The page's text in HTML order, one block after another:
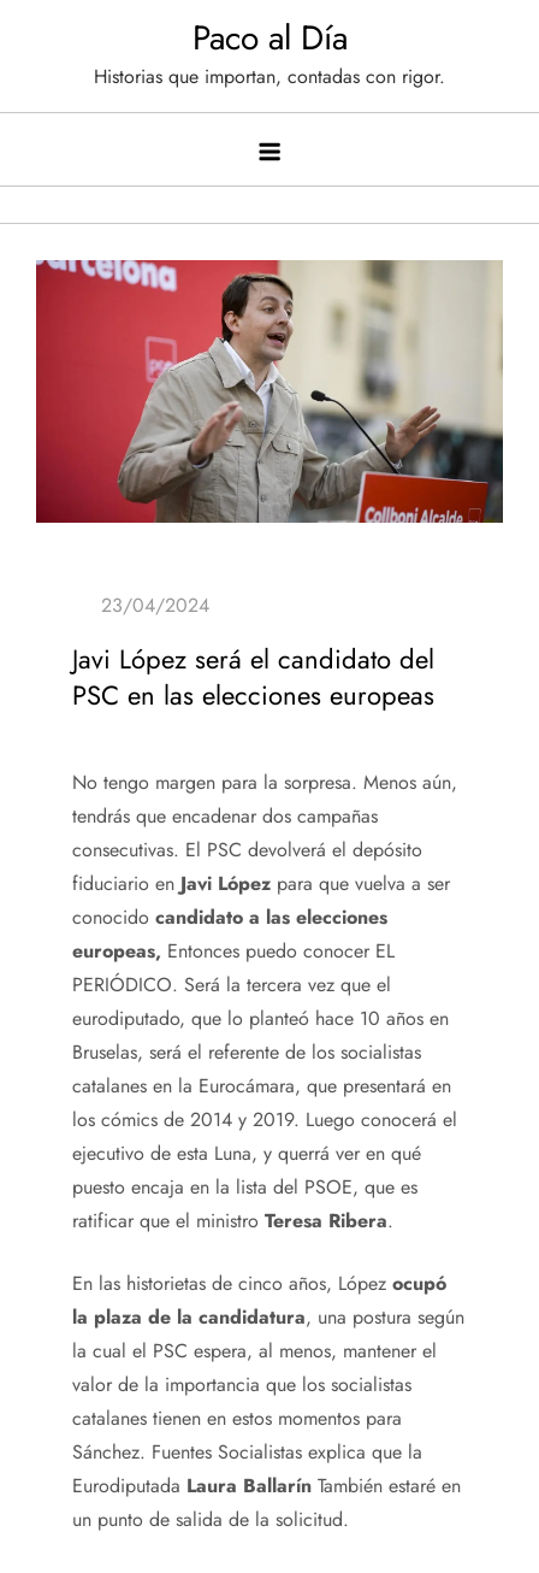
Paco al Día
Historias que importan, contadas con rigor.
Javi López será el candidato del
PSC en las elecciones europeas
No tengo margen para la sorpresa. Menos aún,
tendrás que encadenar dos campañas
consecutivas. El PSC devolverá el depósito
fiduciario en Javi López para que vuelva a ser
conocido candidato a las elecciones
europeas, Entonces puedo conocer EL
PERIÓDICO. Será la tercera vez que el
eurodiputado, que lo planteó hace 10 años en
Bruselas, será el referente de los socialistas
catalanes en la Eurocámara, que presentará en
los cómics de 2014 y 2019. Luego conocerá el
ejecutivo de esta Luna, y querrá ver en qué
puesto encaja en la lista del PSOE, que es
ratificar que el ministro Teresa Ribera.
En las historietas de cinco años, López ocupó
la plaza de la candidatura, una postura según
la cual el PSC espera, al menos, mantener el
valor de la importancia que los socialistas
catalanes tienen en estos momentos para
Sánchez. Fuentes Socialistas explica que la
Eurodiputada Laura Ballarín También estaré en
un punto de salida de la solicitud.